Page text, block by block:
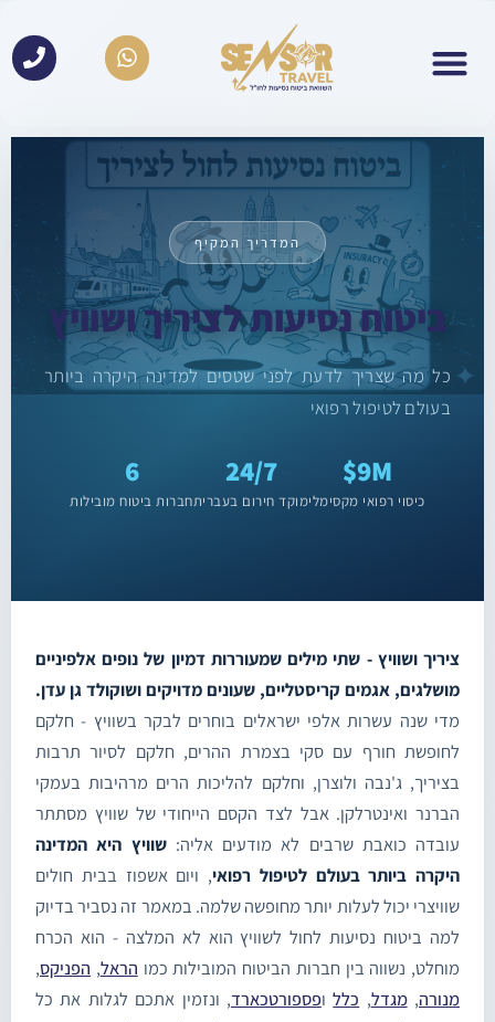
המדריך המקיף
ביטוח נסיעות לציריך ושוויץ
כל מה שצריך לדעת לפני שטסים למדינה היקרה ביותר
בעולם לטיפול רפואי
9M$
כיסוי רפואי מקסימלי
24/7
מוקד חירום בעברית
6
חברות ביטוח מובילות
ציריך ושוויץ - שתי מילים שמעוררות דמיון של נופים אלפיניים
מושלגים, אגמים קריסטליים, שעונים מדויקים ושוקולד גן עדן.
מדי שנה עשרות אלפי ישראלים בוחרים לבקר בשוויץ - חלקם
לחופשת חורף עם סקי בצמרת ההרים, חלקם לסיור תרבות
בציריך, ג'נבה ולוצרן, וחלקם להליכות הרים מרהיבות בעמקי
הברנר ואינטרלקן. אבל לצד הקסם הייחודי של שוויץ מסתתר
עובדה כואבת שרבים לא מודעים אליה: שוויץ היא המדינה
היקרה ביותר בעולם לטיפול רפואי, ויום אשפוז בבית חולים
שוויצרי יכול לעלות יותר מחופשה שלמה. במאמר זה נסביר בדיוק
למה ביטוח נסיעות לחול לשוויץ הוא לא המלצה - הוא הכרח
מוחלט, נשווה בין חברות הביטוח המובילות כמו הראל, הפניקס,
מנורה, מגדל, כללופספורטכארד, ונזמין אתכם לגלות את כל